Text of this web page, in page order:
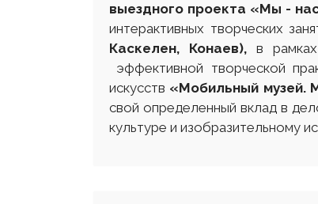
выездного проекта «Мы -
интерактивных творческих
Каскелен, Конаев), в
эффективной творческой
искусств «Мобильный музей.
свой определенный вклад в
культуре и изобразительному